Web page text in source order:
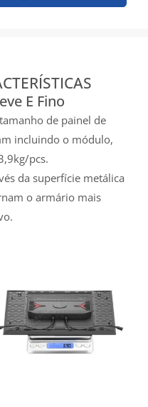
E Fino
de painel de
incluindo o módulo,
pcs.
da superfície metálica
o armário mais